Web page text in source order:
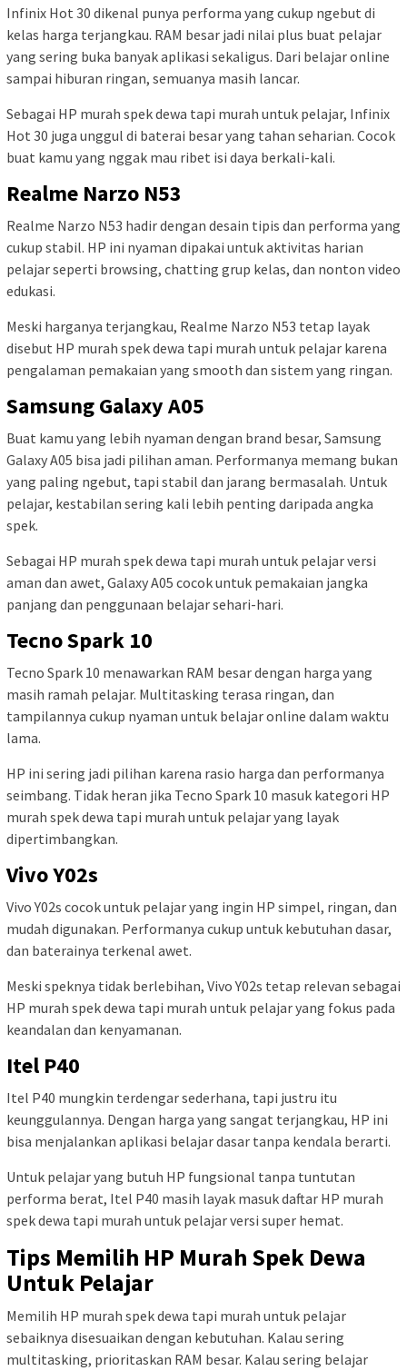
Infinix Hot 30 dikenal punya performa yang cukup ngebut di
kelas harga terjangkau. RAM besar jadi nilai plus buat pelajar
yang sering buka banyak aplikasi sekaligus. Dari belajar online
sampai hiburan ringan, semuanya masih lancar.
Sebagai HP murah spek dewa tapi murah untuk pelajar, Infinix
Hot 30 juga unggul di baterai besar yang tahan seharian. Cocok
buat kamu yang nggak mau ribet isi daya berkali-kali.
Realme Narzo N53
Realme Narzo N53 hadir dengan desain tipis dan performa yang
cukup stabil. HP ini nyaman dipakai untuk aktivitas harian
pelajar seperti browsing, chatting grup kelas, dan nonton video
edukasi.
Meski harganya terjangkau, Realme Narzo N53 tetap layak
disebut HP murah spek dewa tapi murah untuk pelajar karena
pengalaman pemakaian yang smooth dan sistem yang ringan.
Samsung Galaxy A05
Buat kamu yang lebih nyaman dengan brand besar, Samsung
Galaxy A05 bisa jadi pilihan aman. Performanya memang bukan
yang paling ngebut, tapi stabil dan jarang bermasalah. Untuk
pelajar, kestabilan sering kali lebih penting daripada angka
spek.
Sebagai HP murah spek dewa tapi murah untuk pelajar versi
aman dan awet, Galaxy A05 cocok untuk pemakaian jangka
panjang dan penggunaan belajar sehari-hari.
Tecno Spark 10
Tecno Spark 10 menawarkan RAM besar dengan harga yang
masih ramah pelajar. Multitasking terasa ringan, dan
tampilannya cukup nyaman untuk belajar online dalam waktu
lama.
HP ini sering jadi pilihan karena rasio harga dan performanya
seimbang. Tidak heran jika Tecno Spark 10 masuk kategori HP
murah spek dewa tapi murah untuk pelajar yang layak
dipertimbangkan.
Vivo Y02s
Vivo Y02s cocok untuk pelajar yang ingin HP simpel, ringan, dan
mudah digunakan. Performanya cukup untuk kebutuhan dasar,
dan baterainya terkenal awet.
Meski speknya tidak berlebihan, Vivo Y02s tetap relevan sebagai
HP murah spek dewa tapi murah untuk pelajar yang fokus pada
keandalan dan kenyamanan.
Itel P40
Itel P40 mungkin terdengar sederhana, tapi justru itu
keunggulannya. Dengan harga yang sangat terjangkau, HP ini
bisa menjalankan aplikasi belajar dasar tanpa kendala berarti.
Untuk pelajar yang butuh HP fungsional tanpa tuntutan
performa berat, Itel P40 masih layak masuk daftar HP murah
spek dewa tapi murah untuk pelajar versi super hemat.
Tips Memilih HP Murah Spek Dewa
Untuk Pelajar
Memilih HP murah spek dewa tapi murah untuk pelajar
sebaiknya disesuaikan dengan kebutuhan. Kalau sering
multitasking, prioritaskan RAM besar. Kalau sering belajar